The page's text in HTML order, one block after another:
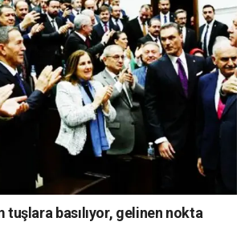
tuşlara basılıyor, gelinen nokta